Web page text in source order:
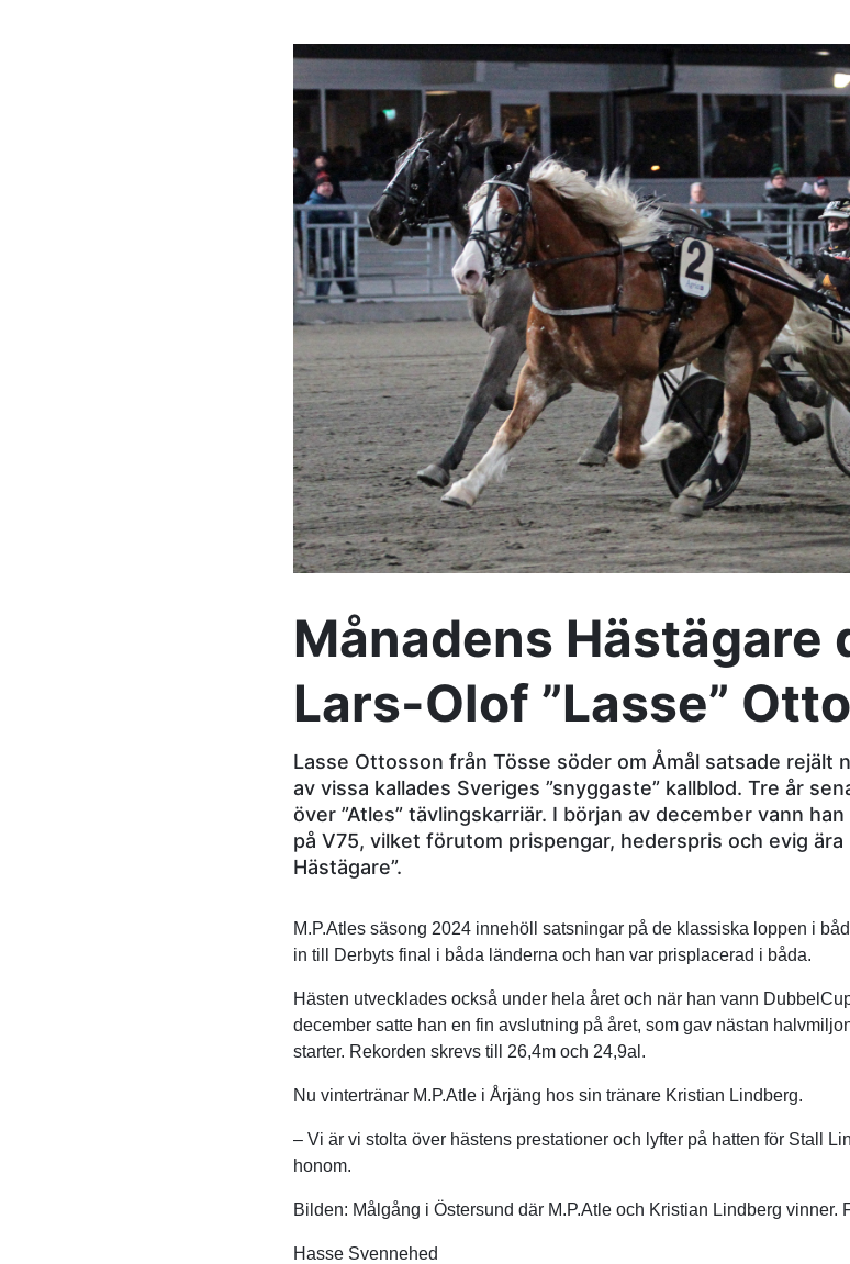
Månadens Hästägare
Lars-Olof ”Lasse”
Lasse Ottosson från Tösse söder om Åmål satsade rejält
av vissa kallades Sveriges ”snyggaste” kallblod. Tre år
över ”Atles” tävlingskarriär. I början av december vann
på V75, vilket förutom prispengar, hederspris och evig
Hästägare”.
M.P.Atles säsong 2024 innehöll satsningar på de klassiska loppen i
in till Derbyts final i båda länderna och han var prisplacerad i båda.
Hästen utvecklades också under hela året och när han vann
december satte han en fin avslutning på året, som gav nästan
starter. Rekorden skrevs till 26,4m och 24,9al.
Nu vintertränar M.P.Atle i Årjäng hos sin tränare Kristian Lindberg.
– Vi är vi stolta över hästens prestationer och lyfter på hatten för Stall
honom.
Bilden: Målgång i Östersund där M.P.Atle och Kristian Lindberg vinner.
Hasse Svennehed